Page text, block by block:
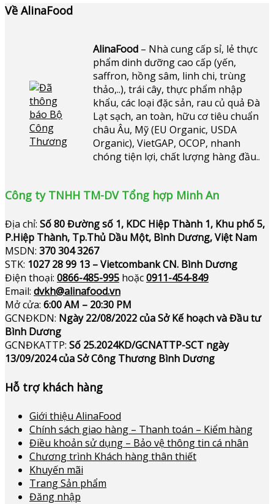
Về AlinaFood
AlinaFood– Nhà cung cấp sỉ, lẻ thực
phẩm dinh dưỡng cao cấp (yến,
saffron, hồng sâm, linh chi, trùng
thảo,..), trái cây, thực phẩm nhập
khẩu, các loại đặc sản, rau củ quả Đà
Lạt sạch, an toàn, hữu cơ tiêu chuẩn
châu Âu, Mỹ (EU Organic, USDA
Organic), VietGAP, OCOP, nhanh
chóng tiện lợi, chất lượng hàng đầu..
Công ty TNHH TM-DV Tổng hợp Minh An
Địa chỉ: Số 80 Đường số 1, KDC Hiệp Thành 1, Khu phố 5,
P.Hiệp Thành, Tp.Thủ Dầu Một, Bình Dương, Việt Nam
MSDN: 370 304 3267
STK: 1027 28 99 13 – Vietcombank CN. Bình Dương
Điện thoại: 0866-485-995 hoặc0911-454-849
Email: dvkh@alinafood.vn
Mở cửa: 6:00 AM – 20:30 PM
GCNĐKDN: Ngày 22/08/2022 của Sở Kế hoạch và Đầu tư
Bình Dương
GCNĐKATTP: Số 25.2024KD/GCNATTP-SCT ngày
13/09/2024 của Sở Công Thương Bình Dương
Hỗ trợ khách hàng
Giới thiệu AlinaFood
Chính sách giao hàng – Thanh toán – Kiểm hàng
Điều khoản sử dụng – Bảo vệ thông tin cá nhân
Chương trình Khách hàng thân thiết
Khuyến mãi
Trang Sản phẩm
Đăng nhập